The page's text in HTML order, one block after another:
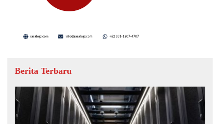
Berita Terbaru